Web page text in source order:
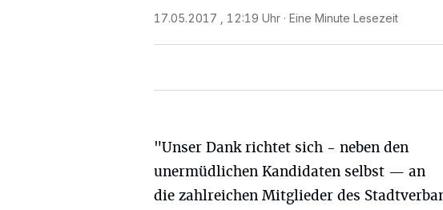
17.05.2017 , 12:19 Uhr Eine Minute Lesezeit
"Unser Dank richtet sich - neben den
unermüdlichen Kandidaten selbst — an
die zahlreichen Mitglieder des